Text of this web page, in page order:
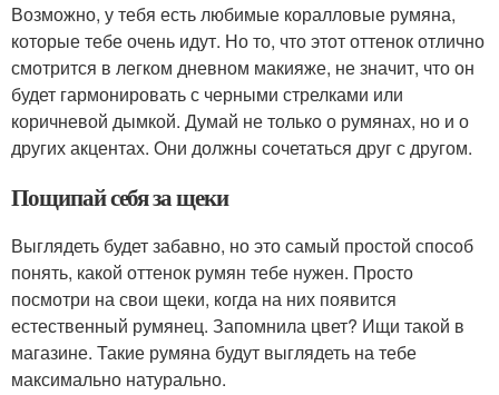
Возможно, у тебя есть любимые коралловые румяна,
которые тебе очень идут. Но то, что этот оттенок отлично
смотрится в легком дневном макияже, не значит, что он
будет гармонировать с черными стрелками или
коричневой дымкой. Думай не только о румянах, но и о
других акцентах. Они должны сочетаться друг с другом.
Пощипай себя за щеки
Выглядеть будет забавно, но это самый простой способ
понять, какой оттенок румян тебе нужен. Просто
посмотри на свои щеки, когда на них появится
естественный румянец. Запомнила цвет? Ищи такой в
магазине. Такие румяна будут выглядеть на тебе
максимально натурально.